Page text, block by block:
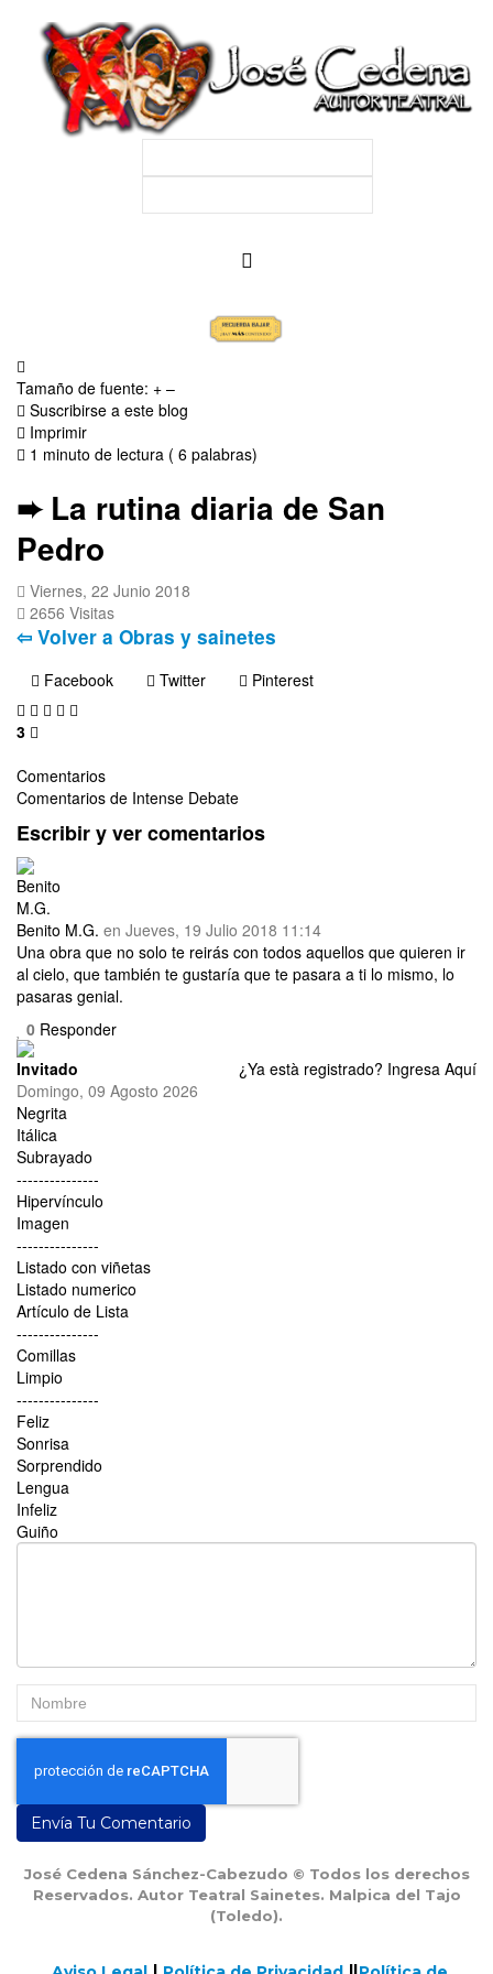
Tamaño de fuente: + –
Suscribirse a este blog
Imprimir
1 minuto de lectura ( 6 palabras)
➨ La rutina diaria de San
Pedro
Viernes, 22 Junio 2018
2656 Visitas
⇦ Volver a Obras y sainetes
Facebook Twitter Pinterest
3
Comentarios
Comentarios de Intense Debate
Escribir y ver comentarios
Benito M.G. en Jueves, 19 Julio 2018 11:14
Una obra que no solo te reirás con todos aquellos que quieren ir
al cielo, que también te gustaría que te pasara a ti lo mismo, lo
pasaras genial.
0 Responder
¿Ya està registrado? Ingresa Aquí
Invitado
Domingo, 09 Agosto 2026
Negrita
Itálica
Subrayado
---------------
Hipervínculo
Imagen
---------------
Listado con viñetas
Listado numerico
Artículo de Lista
---------------
Comillas
Limpio
---------------
Feliz
Sonrisa
Sorprendido
Lengua
Infeliz
Guiño
Envía Tu Comentario
José Cedena Sánchez-Cabezudo © Todos los derechos
Reservados. Autor Teatral Sainetes. Malpica del Tajo
(Toledo).